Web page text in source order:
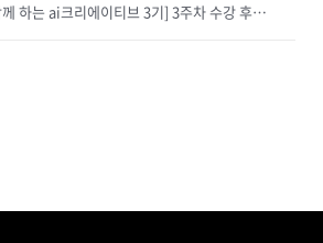
[이지쌤과 함께 하는 ai크리에이티브 3기] 3주차 수강 후기_문라이팅